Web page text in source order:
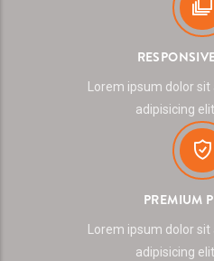
Lorem ipsum dolor
adipisicing
PREMIUM
Lorem ipsum dolor
adipisicing